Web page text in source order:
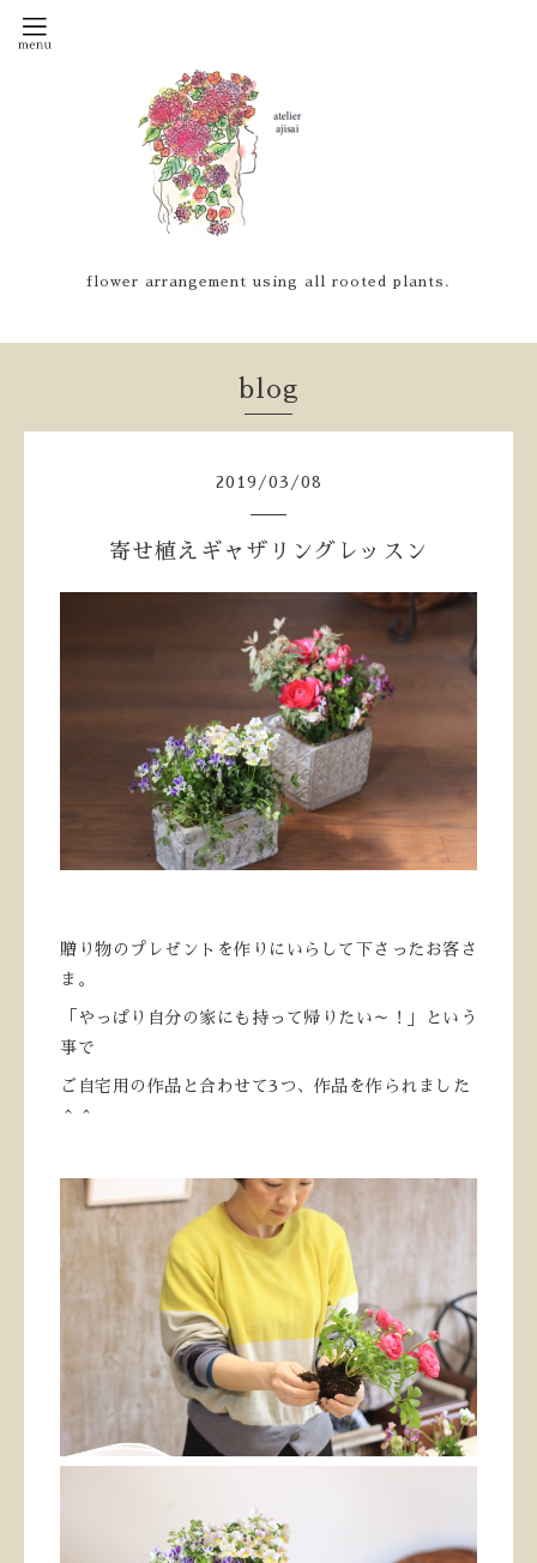
flower arrangement using all rooted plants.
blog
2019 /03 /08
寄せ植えギャザリングレッスン
贈り物のプレゼントを作りにいらして下さったお客さ
ま。
「やっぱり自分の家にも持って帰りたい～！」という
事で
ご自宅用の作品と合わせて3つ、作品を作られました
＾＾